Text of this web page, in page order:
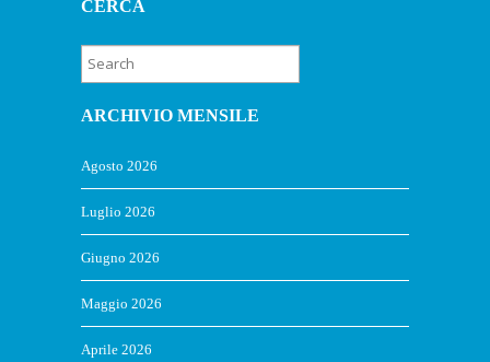
CERCA
ARCHIVIO MENSILE
Agosto 2026
Luglio 2026
Giugno 2026
Maggio 2026
Aprile 2026